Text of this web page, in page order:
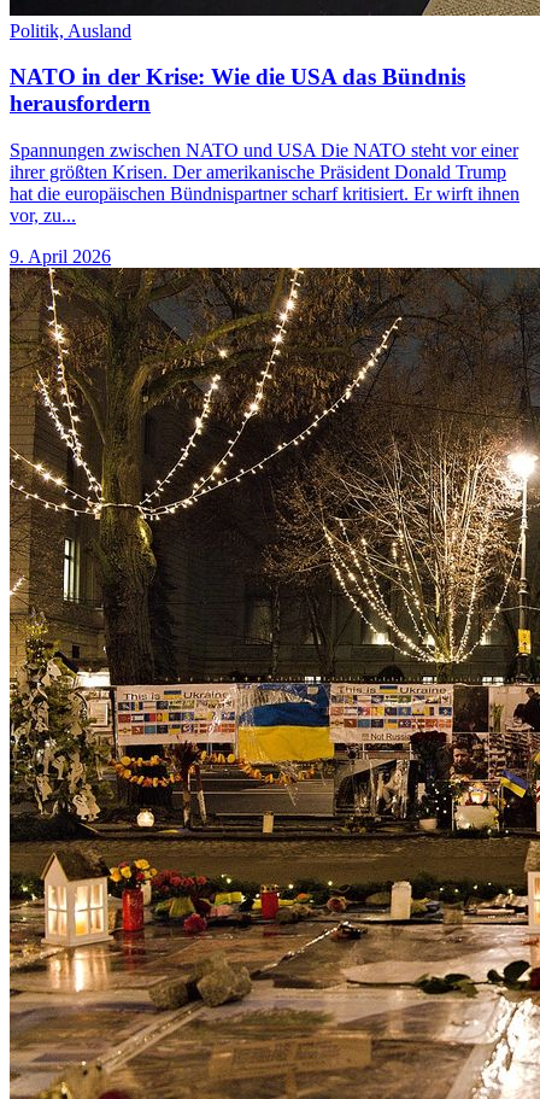
Politik, Ausland
NATO in der Krise: Wie die USA das Bündnis
herausfordern
Spannungen zwischen NATO und USA Die NATO steht vor einer
ihrer größten Krisen. Der amerikanische Präsident Donald Trump
hat die europäischen Bündnispartner scharf kritisiert. Er wirft ihnen
vor, zu...
9. April 2026